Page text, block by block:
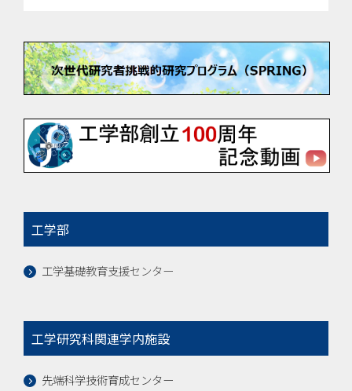
工学部
工学基礎教育支援センター
工学研究科関連学内施設
先端科学技術育成センター